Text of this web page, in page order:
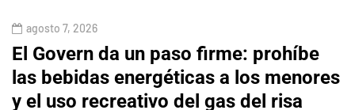
agosto 7, 2026
El Govern da un paso firme: prohíbe
las bebidas energéticas a los menores
y el uso recreativo del gas del risa